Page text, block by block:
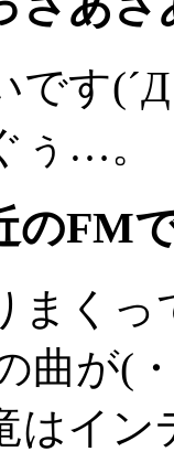
です
ぅ…。
のFM
まくっ
曲が(
はイ